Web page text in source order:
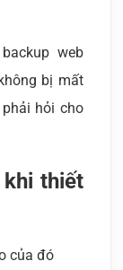
web
bị mất
hỏi cho
khi thiết
của đó